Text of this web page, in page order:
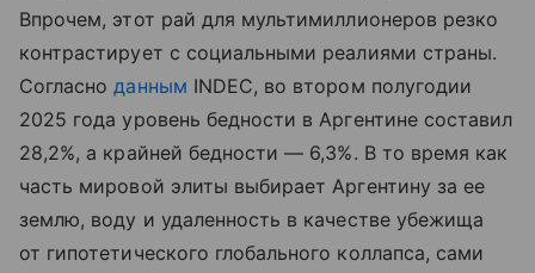
Впрочем, этот рай для мультимиллионеров резко
контрастирует с социальными реалиями страны.
Согласноданным INDEC, во втором полугодии
2025 года уровень бедности в Аргентине составил
28,2%, а крайней бедности — 6,3%. В то время как
часть мировой элиты выбирает Аргентину за ее
землю, воду и удаленность в качестве убежища
от гипотетического глобального коллапса, сами